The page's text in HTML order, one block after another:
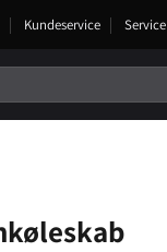
Kundeservice Service